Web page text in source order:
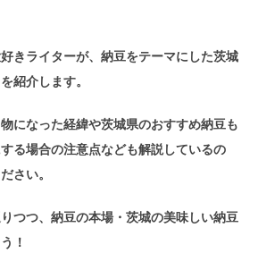
きライターが、納豆をテーマにした茨城
紹介します。
になった経緯や茨城県のおすすめ納豆も
る場合の注意点なども解説しているの
さい。
つつ、納豆の本場・茨城の美味しい納豆
！